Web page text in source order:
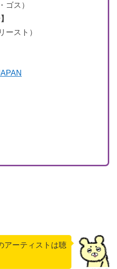
ゴス）
スト）
アーティストは聴